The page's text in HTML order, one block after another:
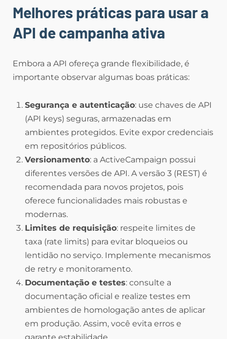
Melhores práticas para usar a
API de campanha ativa
Embora a API ofereça grande flexibilidade, é
importante observar algumas boas práticas:
Segurança e autenticação: use chaves de API
(API keys) seguras, armazenadas em
ambientes protegidos. Evite expor credenciais
em repositórios públicos.
Versionamento: a ActiveCampaign possui
diferentes versões de API. A versão 3 (REST) é
recomendada para novos projetos, pois
oferece funcionalidades mais robustas e
modernas.
Limites de requisição: respeite limites de
taxa (rate limits) para evitar bloqueios ou
lentidão no serviço. Implemente mecanismos
de retry e monitoramento.
Documentação e testes: consulte a
documentação oficial e realize testes em
ambientes de homologação antes de aplicar
em produção. Assim, você evita erros e
garante estabilidade.